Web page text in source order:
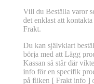
Vill du Beställa varor
det enklast att
Frakt.
Du kan självklart
börja med att Lägg
Kassan så står där
info för en specifik
på fliken [ Frakt info ]